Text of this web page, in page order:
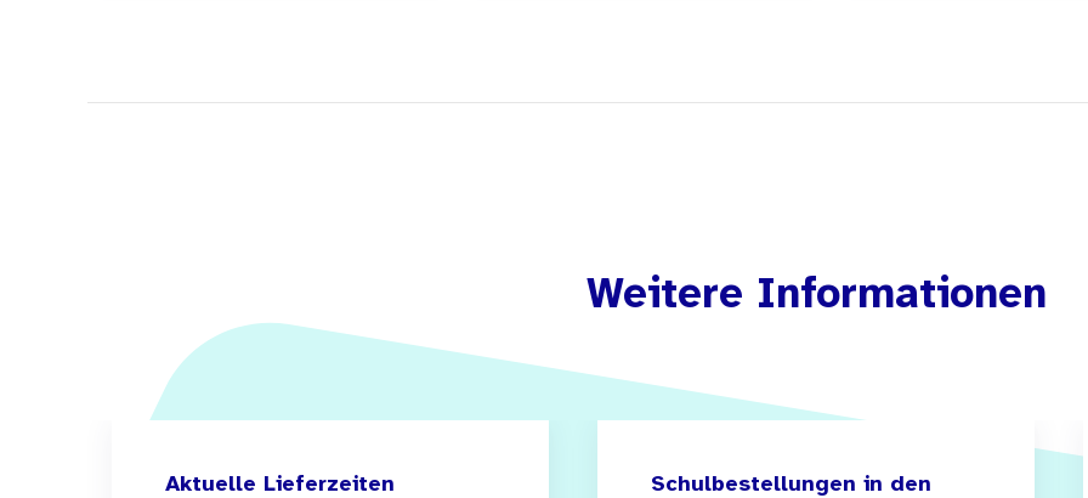
Weitere Informationen
Aktuelle Lieferzeiten
Schulbestellungen in den